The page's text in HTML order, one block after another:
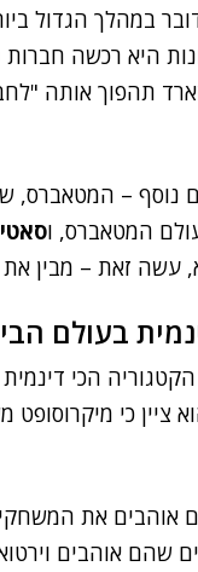
דולר. מדובר
היא רכשה
תהפוך אותה
נוסף –
המטאברס, ו
עשה זאת – מבין את
בעולם
הקטגוריה הכי
כי מיקרוסופט
אוהבים את
אוהבים